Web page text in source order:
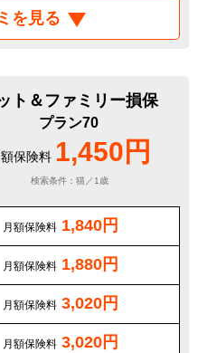
を見る
ト＆ファミリー損保
プラン70
額保険料 1,450円
検索条件：猫／1歳
月額保険料 1,840円
月額保険料 1,880円
月額保険料 3,020円
月額保険料 3,020円